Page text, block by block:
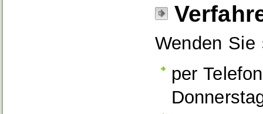
Wenden Sie
per